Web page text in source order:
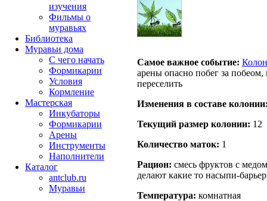
Самое важное событие:
арены опасно побег за
переселить
Изменения в составе
Текущий размер кoлонии: 12
Количество маток: 1
Рацион: смесь фруктов с
делают какие то насыпи-
Температура: комнатная
изучения
Фильмы о
муравьях
Библиотека
Муравьи дома
С чего начать
Формикарии
Условия
Кормление
Мастерская
Инкубаторы
Формикарии
Арены
Инструменты
Наполнители
Каталог
antclub.ru
Муравьи